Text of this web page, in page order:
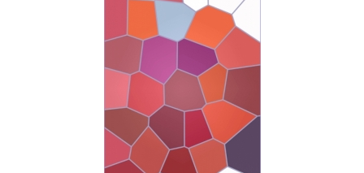
02.03.2023
ВетВиктор